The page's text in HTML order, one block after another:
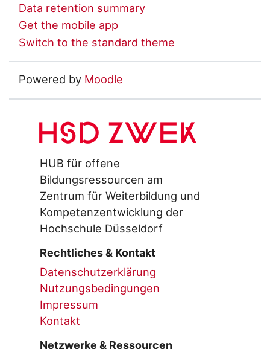
Data retention summary
Get the mobile app
Switch to the standard theme
Powered by Moodle
HSD ZWEK
HUB für offene
Bildungsressourcen am
Zentrum für Weiterbildung und
Kompetenzentwicklung der
Hochschule Düsseldorf
Rechtliches & Kontakt
Datenschutzerklärung
Nutzungsbedingungen
Impressum
Kontakt
Netzwerke & Ressourcen